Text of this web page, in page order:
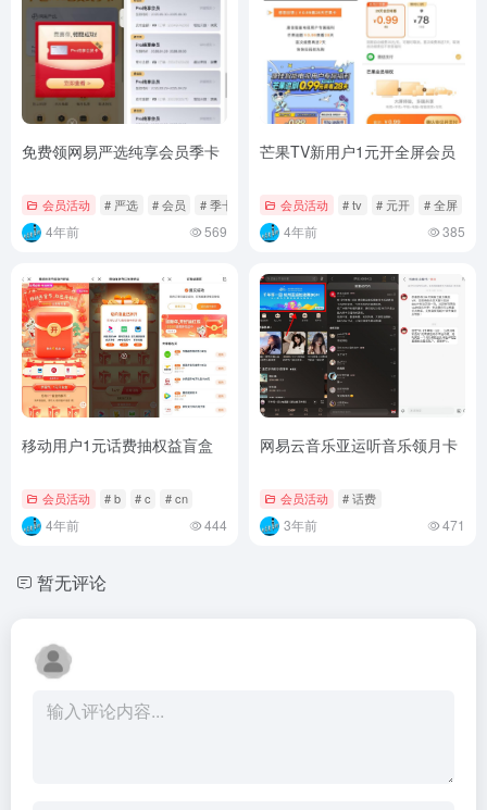
免费领网易严选纯享会员季卡
会员活动 # 严选 # 会员 # 季卡
4年前 569
芒果TV新用户1元开全屏会员
会员活动 # tv # 元开 # 全屏
4年前 385
移动用户1元话费抽权益盲盒
会员活动 # b # c # cn
4年前 444
网易云音乐亚运听音乐领月卡
会员活动 # 话费
3年前 471
暂无评论